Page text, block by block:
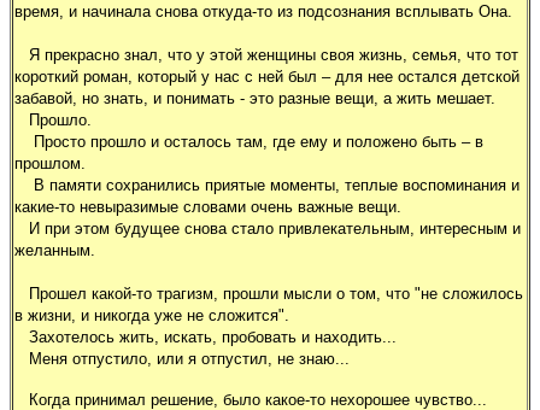
время, и начинала снова откуда-то из подсознания всплывать Она.
Я прекрасно знал, что у этой женщины своя жизнь, семья, что тот
короткий роман, который у нас с ней был – для нее остался детской
забавой, но знать, и понимать - это разные вещи, а жить мешает.
Прошло.
Просто прошло и осталось там, где ему и положено быть – в
прошлом.
В памяти сохранились приятые моменты, теплые воспоминания и
какие-то невыразимые словами очень важные вещи.
И при этом будущее снова стало привлекательным, интересным и
желанным.
Прошел какой-то трагизм, прошли мысли о том, что "не сложилось
в жизни, и никогда уже не сложится".
Захотелось жить, искать, пробовать и находить...
Меня отпустило, или я отпустил, не знаю...
Когда принимал решение, было какое-то нехорошее чувство...